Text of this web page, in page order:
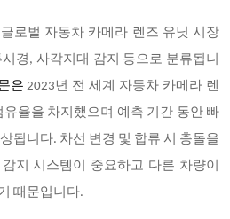
로벌 자동차 카메라 렌즈 유닛 시장
경, 사각지대 감지 등으로 분류됩니
은2023년 전 세계 자동차 카메라 렌
율을 차지했으며 예측 기간 동안 빠
됩니다. 차선 변경 및 합류 시 충돌을
지 시스템이 중요하고 다른 차량이
때문입니다.